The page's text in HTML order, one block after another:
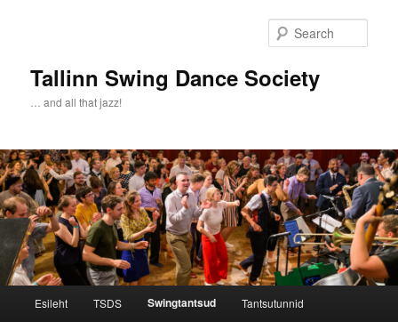
Tallinn Swing Dance Society
… and all that jazz!
Skip to primary content
Skip to secondary content
Esileht TSDS Swingtantsud Tantsutunnid